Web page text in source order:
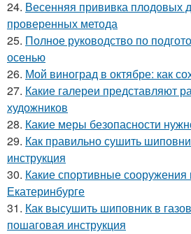
24. Весенняя прививка плодовых
проверенных метода
25. Полное руководство по
осенью
26. Мой виноград в октябре: как
27. Какие галереи представляют
художников
28. Какие меры безопасности
29. Как правильно сушить
инструкция
30. Какие спортивные сооружения
Екатеринбурге
31. Как высушить шиповник в
пошаговая инструкция